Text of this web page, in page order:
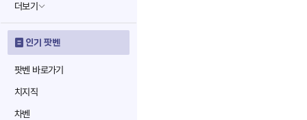
더보기
인기 팟벤
팟벤 바로가기
치지직
차벤